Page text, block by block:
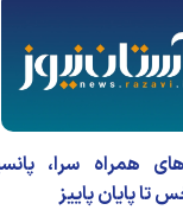
همراه سرا،
تا پایان پاییز